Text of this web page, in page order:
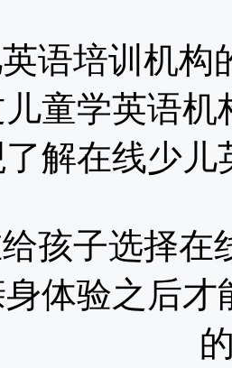
语培训机构
童学英语
解在线少
孩子选择在
体验之后